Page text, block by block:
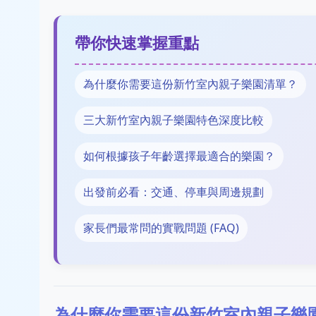
帶你快速掌握重點
為什麼你需要這份新竹室內親子樂園清單？
三大新竹室內親子樂園特色深度比較
如何根據孩子年齡選擇最適合的樂園？
出發前必看：交通、停車與周邊規劃
家長們最常問的實戰問題 (FAQ)